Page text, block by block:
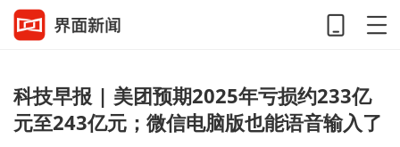
科技早报 | 美团预期2025年亏损约233亿
元至243亿元；微信电脑版也能语音输入了